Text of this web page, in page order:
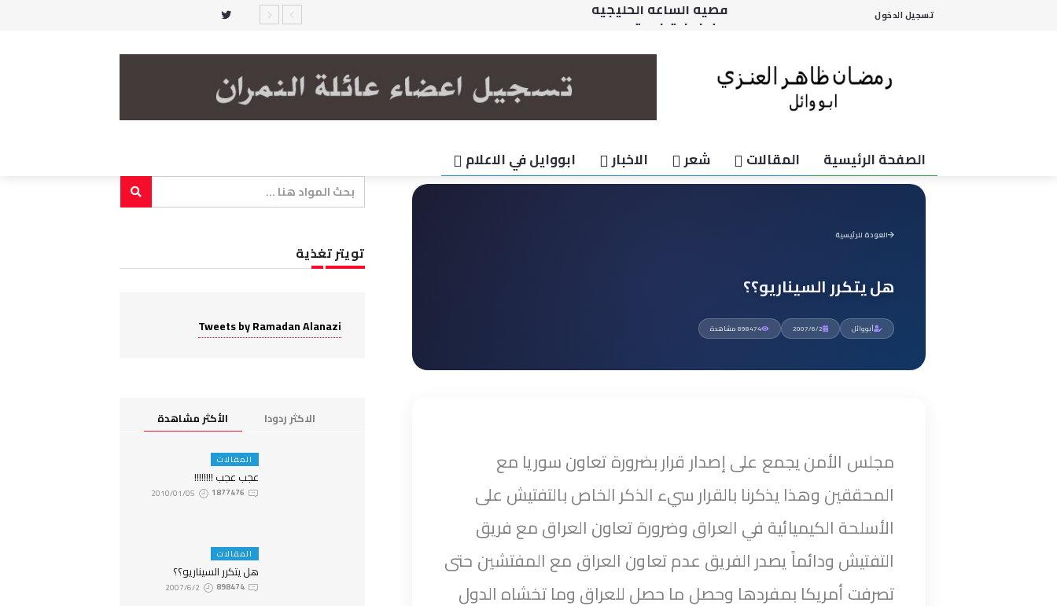
تسجيل الدخول بدل نهاية خدمة
شوفوا الكرامه خاضعه عقب صدام
قضية الساعة الخليجية
الصفحة الرئيسية المقالات شعر الاخبار ابووايل في الاعلام
العودة للرئيسية
هل يتكرر السيناريو؟؟
أبووائل 2007/6/2 898474 مشاهدة
مجلس الأمن يجمع على إصدار قرار بضرورة تعاون سوريا مع
المحققين وهذا يذكرنا بالقرار سيء الذكر الخاص بالتفتيش على
الأسلحة الكيميائية في العراق وضرورة تعاون العراق مع فريق
التفتيش ودائماً يصدر الفريق عدم تعاون العراق مع المفتشين حتى
تصرفت أمريكا بمفردها وحصل ما حصل للعراق وما تخشاه الدول
تويتر تغذية
Tweets by Ramadan Alanazi
الأكثر مشاهدة الاكثر ردودا
المقالات
عجب عجب !!!!!!!!
المقالات
هل يتكرر السيناريو؟؟
898474